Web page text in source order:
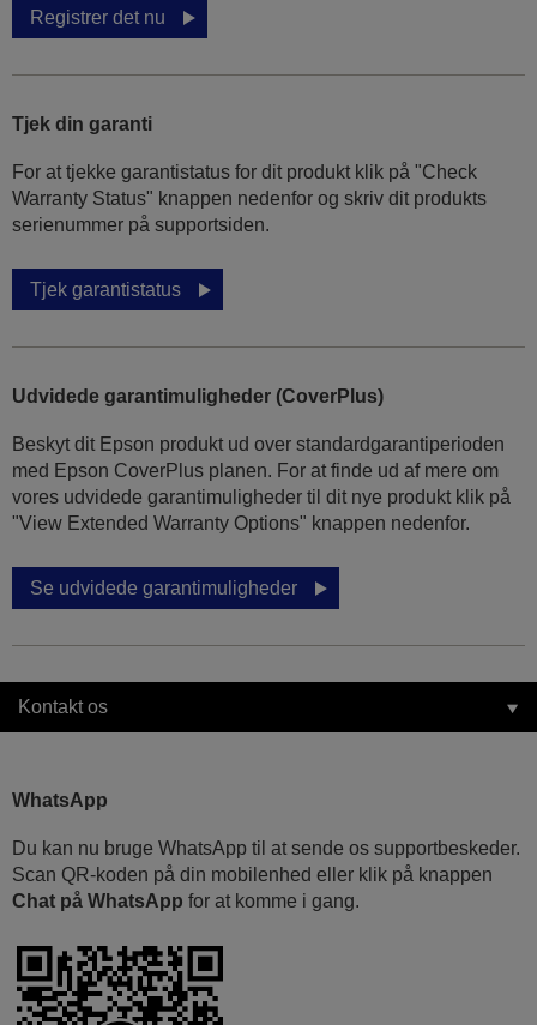
Registrer det nu
Tjek din garanti
For at tjekke garantistatus for dit produkt klik på "Check
Warranty Status" knappen nedenfor og skriv dit produkts
serienummer på supportsiden.
Tjek garantistatus
Udvidede garantimuligheder (CoverPlus)
Beskyt dit Epson produkt ud over standardgarantiperioden
med Epson CoverPlus planen. For at finde ud af mere om
vores udvidede garantimuligheder til dit nye produkt klik på
"View Extended Warranty Options" knappen nedenfor.
Se udvidede garantimuligheder
Kontakt os
WhatsApp
Du kan nu bruge WhatsApp til at sende os supportbeskeder.
Scan QR-koden på din mobilenhed eller klik på knappen
Chat på WhatsApp for at komme i gang.